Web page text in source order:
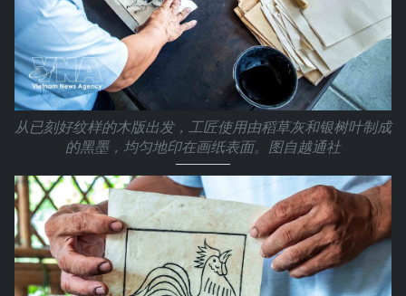
从已刻好纹样的木版出发，工匠使用由稻草灰和银树叶制成
的黑墨，均匀地印在画纸表面。图自越通社